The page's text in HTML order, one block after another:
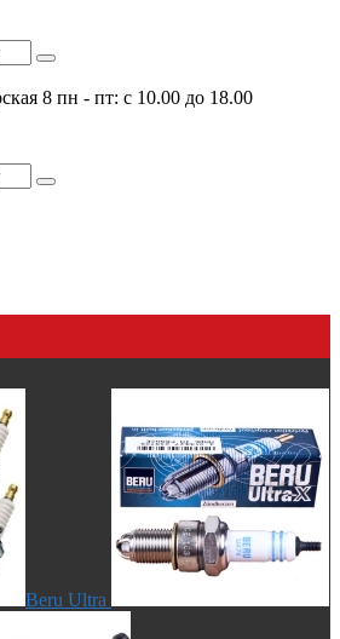
8 пн - пт: с 10.00 до 18.00
Beru Ultra